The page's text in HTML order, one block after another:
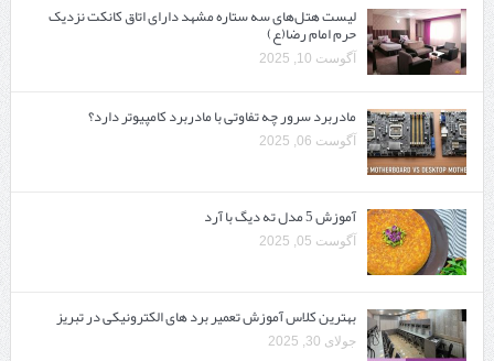
لیست هتل‌های سه ستاره مشهد دارای اتاق کانکت نزدیک
حرم امام رضا(ع)
آگوست 10, 2025
مادربرد سرور چه تفاوتی با مادربرد کامپیوتر دارد؟
آگوست 06, 2025
آموزش 5 مدل ته دیگ با آرد
آگوست 05, 2025
بهترین کلاس آموزش تعمیر برد های الکترونیکی در تبریز
جولای 30, 2025